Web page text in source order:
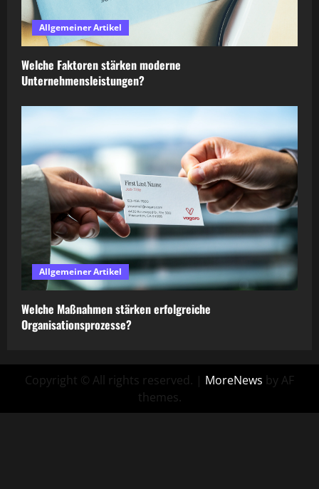
Allgemeiner Artikel
Welche Faktoren stärken moderne
Unternehmensleistungen?
Allgemeiner Artikel
Welche Maßnahmen stärken erfolgreiche
Organisationsprozesse?
Copyright © All rights reserved. | MoreNews by AF
themes.